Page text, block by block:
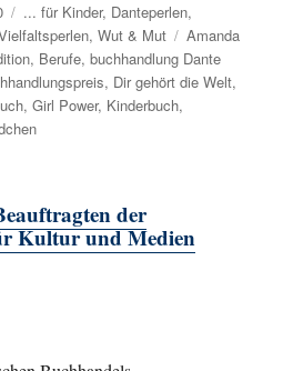
Kategorien
... für Kinder, Danteperlen,
,Wut & Mut Schlagwörter
Amanda
, Berufe,buchhandlung Dante
, Dir gehört die Welt,
,Girl Power, Kinderbuch,
der
Kultur und Medien